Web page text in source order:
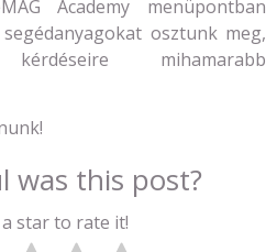
Academy menüpontban
osztunk meg,
mihamarabb
was this post?
star to rate it!